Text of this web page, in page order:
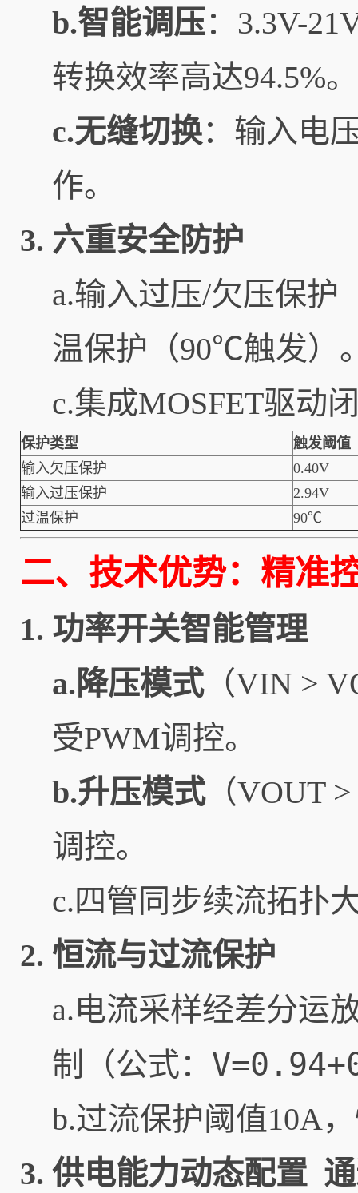
b.智能调压：3.3V-
转换效率高达94.5%。
c.无缝切换：输入电
作。
3. 六重安全防护
a.输入过压/欠压保护
温保护（90℃触发）
c.集成MOSFET驱动
保护类型
触发阈值
输入欠压保护
0.40V
输入过压保护
2.94V
过温保护
90℃
二、技术优势：精准
1. 功率开关智能管理
a.降压模式（VIN >
受PWM调控。
b.升压模式（VOUT
调控。
c.四管同步续流拓扑
2. 恒流与过流保护
a.电流采样经差分运
制（公式：
b.过流保护阈值10A
3. 供电能力动态配置